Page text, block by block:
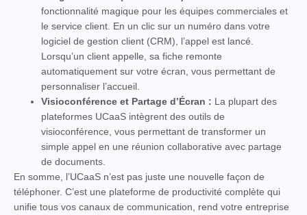
fonctionnalité magique pour les équipes commerciales et
le service client. En un clic sur un numéro dans votre
logiciel de gestion client (CRM), l’appel est lancé.
Lorsqu’un client appelle, sa fiche remonte
automatiquement sur votre écran, vous permettant de
personnaliser l’accueil.
Visioconférence et Partage d’Écran : La plupart des
plateformes UCaaS intègrent des outils de
visioconférence, vous permettant de transformer un
simple appel en une réunion collaborative avec partage
de documents.
En somme, l’UCaaS n’est pas juste une nouvelle façon de
téléphoner. C’est une plateforme de productivité complète qui
unifie tous vos canaux de communication, rend votre entreprise